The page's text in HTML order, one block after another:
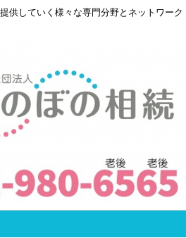
供していく様々な専門分野とネットワーク